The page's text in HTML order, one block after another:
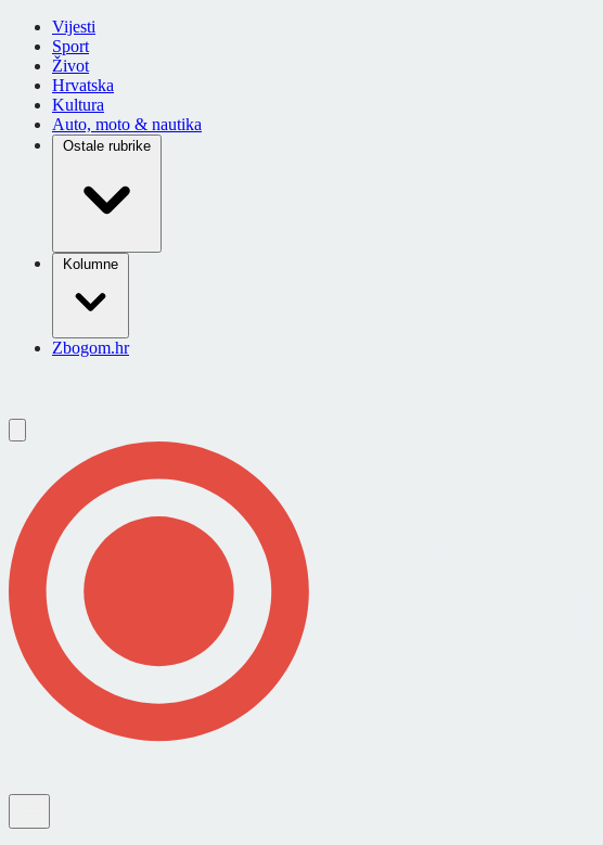
Vijesti
Sport
Život
Hrvatska
Kultura
Auto, moto & nautika
Ostale rubrike
Kolumne
Zbogom.hr